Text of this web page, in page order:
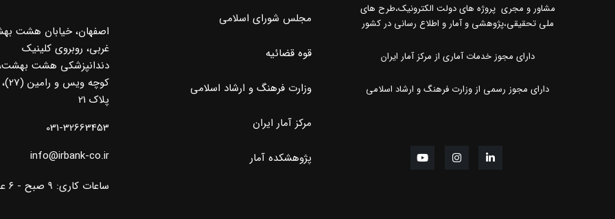
مشاور و مجری پروژه های دولت الکترونیک،طرح های
ملی تحقیقی،پژوهشی و آمار و اطلاع رسانی در کشور
دارای مجوز خدمات آماری از مرکز آمار ایران
دارای مجوز رسمی از وزارت فرهنگ و ارشاد اسلامی
مجلس شورای اسلامی
قوه قضائیه
وزارت فرهنگ و ارشاد اسلامی
مرکز آمار ایران
پژوهشکده آمار
اصفهان، خیابان هشت
غربی، روبروی کلینیک
دندانپزشکی هشت
کوچه ویس و رامین (27)،
پلاک 21
031-32663453
info@irbank-co.ir
ساعات کاری: ۹ صبح - ۶ عصر